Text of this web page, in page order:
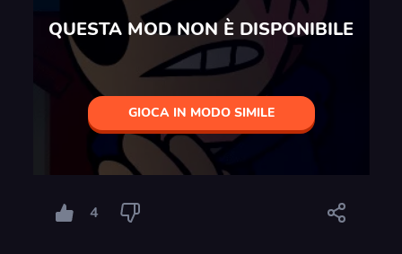
QUESTA MOD NON È DISPONIBILE
GIOCA IN MODO SIMILE
4